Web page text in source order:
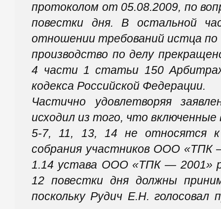
протоколом от 05.08.2009, по
повестки дня. В остальной
отношении требований истца по
производство по делу
4 части 1 статьи 150
кодекса Российской Федерации.
Частично удовлетворяя
исходил из того, что включенные
5-7, 11, 13, 14 не относятся
собрания участников ООО «ТПК
1.14 устава ООО «ТПК — 2001»
12 повестки дня должны
поскольку Рудич Е.Н.